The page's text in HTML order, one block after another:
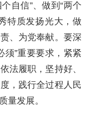
自信”、做到“两个
特质发扬光大，做
、为党奉献。要深
须”重要要求，紧紧
法履职，坚持好、
，践行全过程人民
量发展。